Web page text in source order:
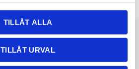
TILLÅT ALLA
TILLÅT URVAL
Information